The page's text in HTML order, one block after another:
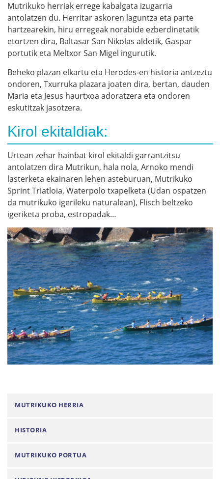
Mutrikuko herriak errege kabalgata izugarria
antolatzen du. Herritar askoren laguntza eta parte
hartzearekin, hiru erregeak norabide ezberdinetatik
etortzen dira, Baltasar San Nikolas aldetik, Gaspar
portutik eta Meltxor San Migel ingurutik.
Beheko plazan elkartu eta Herodes-en historia antzeztu
ondoren, Txurruka plazara joaten dira, bertan, dauden
Maria eta Jesus haurtxoa adoratzera eta ondoren
eskutitzak jasotzera.
Kirol ekitaldiak:
Urtean zehar hainbat kirol ekitaldi garrantzitsu
antolatzen dira Mutrikun, hala nola, Arnoko mendi
lasterketa ekainaren lehen asteburuan, Mutrikuko
Sprint Triatloia, Waterpolo txapelketa (Udan ospatzen
da mutrikuko igerileku naturalean), Flisch beltzeko
igeriketa proba, estropadak…
N
b
g
MUTRIKUKO HERRIA
HISTORIA
MUTRIKUKO PORTUA